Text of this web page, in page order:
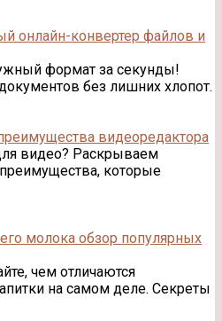
онлайн-конвертер файлов и
формат за секунды!
без лишних хлопот.
видеоредактора
видео? Раскрываем
которые
молока обзор популярных
чем отличаются
на самом деле. Секреты